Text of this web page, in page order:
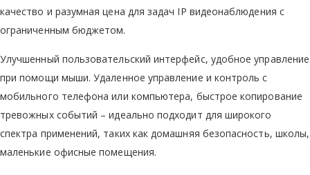
качество и разумная цена для задач IP видеонаблюдения с
ограниченным бюджетом.
Улучшенный пользовательский интерфейс, удобное управление
при помощи мыши. Удаленное управление и контроль с
мобильного телефона или компьютера, быстрое копирование
тревожных событий – идеально подходит для широкого
спектра применений, таких как домашняя безопасность, школы,
маленькие офисные помещения.